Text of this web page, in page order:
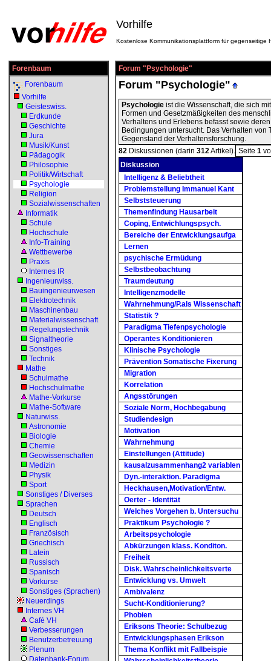
Vorhilfe
Kostenlose Kommunikationsplattform für gegenseitige
Forenbaum
Forenbaum
Vorhilfe
Geisteswiss.
Erdkunde
Geschichte
Jura
Musik/Kunst
Pädagogik
Philosophie
Politik/Wirtschaft
Psychologie
Religion
Sozialwissenschaften
Informatik
Schule
Hochschule
Info-Training
Wettbewerbe
Praxis
Internes IR
Ingenieurwiss.
Bauingenieurwesen
Elektrotechnik
Maschinenbau
Materialwissenschaft
Regelungstechnik
Signaltheorie
Sonstiges
Technik
Mathe
Schulmathe
Hochschulmathe
Mathe-Vorkurse
Mathe-Software
Naturwiss.
Astronomie
Biologie
Chemie
Geowissenschaften
Medizin
Physik
Sport
Sonstiges / Diverses
Sprachen
Deutsch
Englisch
Französisch
Griechisch
Latein
Russisch
Spanisch
Vorkurse
Sonstiges (Sprachen)
Neuerdings
Internes VH
Café VH
Verbesserungen
Benutzerbetreuung
Plenum
Datenbank-Forum
Forum "Psychologie"
Forum "Psychologie"
Psychologie ist die Wissenschaft, die sich
Formen und Gesetzmäßigkeiten des
Verhaltens und Erlebens befasst sowie deren
Bedingungen untersucht. Das Verhalten von
Gegenstand der Verhaltensforschung.
82 Diskussionen (darin 312Artikel). Seite 1
Diskussion
Intelligenz & Beliebtheit
Problemstellung Immanuel Kant
Selbststeuerung
Themenfindung Hausarbeit
Coping, Entwichlungspsych.
Bereiche der Entwicklungsaufga
Lernen
psychische Ermüdung
Selbstbeobachtung
Traumdeutung
Intelligenzmodelle
Wahrnehmung/P.als Wissenschaft
Statistik ?
Paradigma Tiefenpsychologie
Operantes Konditionieren
Klinische Psychologie
Prävention Somatische Fixerung
Migration
Korrelation
Angsstörungen
Soziale Norm, Hochbegabung
Studiendesign
Motivation
Wahrnehmung
Einstellungen (Attitüde)
kausalzusammenhang2 variablen
Dyn.-interaktion. Paradigma
Heckhausen,Motivation/Entw.
Oerter - Identität
Welches Vorgehen b. Untersuchu
Praktikum Psychologie ?
Arbeitspsychologie
Abkürzungen klass. Konditon.
Freiheit
Disk. Wahrscheinlichkeitsverte
Entwicklung vs. Umwelt
Ambivalenz
Sucht-Konditionierung?
Phobien
Eriksons Theorie: Schulbezug
Entwicklungsphasen Erikson
Thema Konflikt mit Fallbeispie